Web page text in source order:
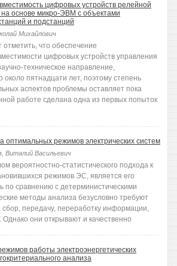
цифровых устройств релейной
основе микро-ЭВМ с объектами
и подстанций
Михайлович
отметить, что обеспечение
цифровых устройств управления
техническое направление,
около пятнадцати лет, поэтому степень
аспектов проблемы оставляет пока
работе сделана одна из первых попыток
оптимальных режимов электрических систем
Виталий Васильевич
вероятностно-статистического подхода к
режимов ЭС, является его
по сравнению с детерминистическими
методы анализа безусловно требуют
сбор, передачу, переработку информации,
они открывают и качественно
работы электроэнергетических
анализа